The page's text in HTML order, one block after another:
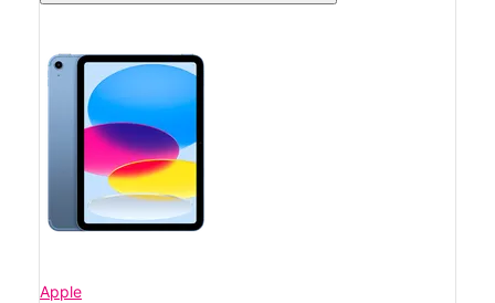
Apple